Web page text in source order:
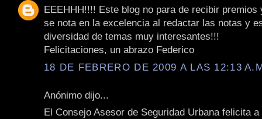
EEEHHH!!!! Este blog no para de recibir premios
se nota en la excelencia al redactar las notas y
diversidad de temas muy interesantes!!!
Felicitaciones, un abrazo Federico
18 DE FEBRERO DE 2009 A LAS 12:13
Anónimo dijo...
El Consejo Asesor de Seguridad Urbana felicita